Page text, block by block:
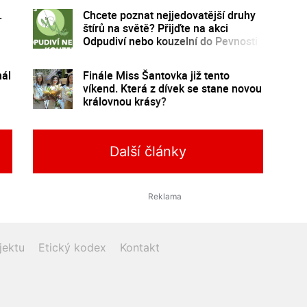
Chcete poznat nejjedovatější druhy
štírů na světě? Přijďte na akci
Odpudiví nebo kouzelní do Pevnosti
Finále Miss Šantovka již tento
víkend. Která z dívek se stane novou
královnou krásy?
Další články
Etický kodex Kontakt